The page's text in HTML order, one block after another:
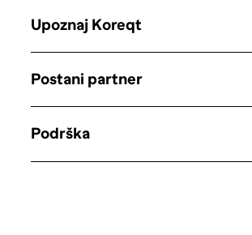
Upoznaj Koreqt
Postani partner
Podrška